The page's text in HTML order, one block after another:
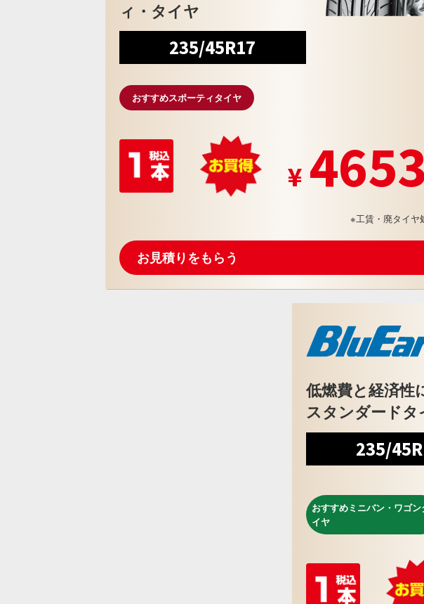
ィ・タイヤ
235/45R17
おすすめスポーティタイヤ
※工賃・廃タイヤ
お見積りをもらう
低燃費と経済性
スタンダードタ
235/
おすすめミニバン・ワゴン
イヤ